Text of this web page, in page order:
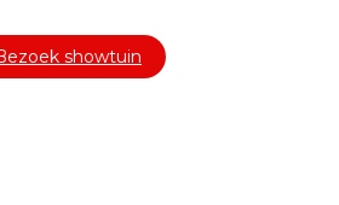
showtuin